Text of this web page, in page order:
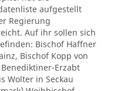
aufgestellt
Regierung
Auf ihr sollen sich
Bischof Haffner
Bischof Kopp von
Erzabt
Wolter in Seckau